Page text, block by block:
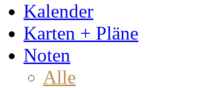
Kalender
Karten + Pläne
Noten
Alle